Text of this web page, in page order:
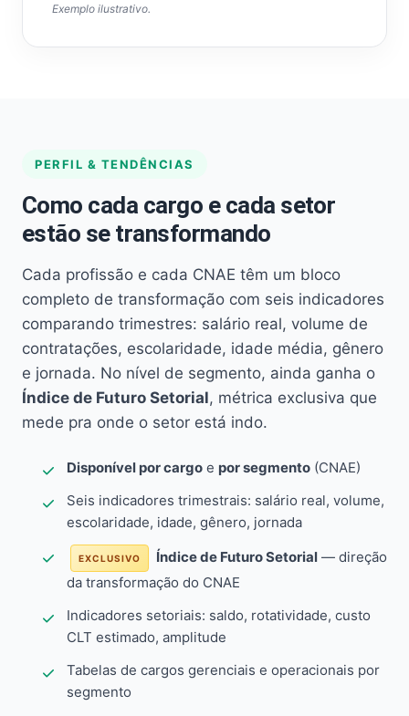
Exemplo ilustrativo.
PERFIL & TENDÊNCIAS
Como cada cargo e cada setor
estão se transformando
Cada profissão e cada CNAE têm um bloco
completo de transformação com seis indicadores
comparando trimestres: salário real, volume de
contratações, escolaridade, idade média, gênero
e jornada. No nível de segmento, ainda ganha o
Índice de Futuro Setorial, métrica exclusiva que
mede pra onde o setor está indo.
Disponível por cargo e por segmento (CNAE)
Seis indicadores trimestrais: salário real, volume,
escolaridade, idade, gênero, jornada
EXCLUSIVO Índice de Futuro Setorial — direção
da transformação do CNAE
Indicadores setoriais: saldo, rotatividade, custo
CLT estimado, amplitude
Tabelas de cargos gerenciais e operacionais por
segmento